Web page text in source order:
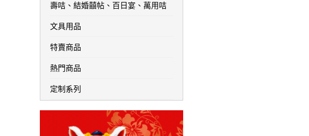
壽咭、結婚囍帖、百日宴、萬用咭
文具用品
特賣商品
熱門商品
定制系列